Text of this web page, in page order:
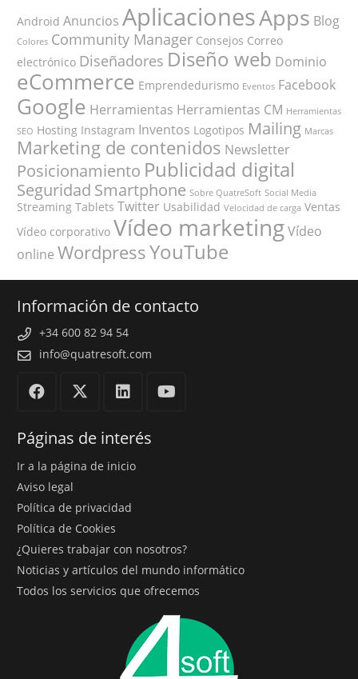
Android Anuncios AplicacionesApps Blog
Colores Community Manager Consejos Correo
electrónico Diseñadores Diseño web Dominio
eCommerce Emprendedurismo Eventos Facebook
Google Herramientas Herramientas CM Herramientas
SEO Hosting Instagram Inventos Logotipos Mailing Marcas
Marketing de contenidos Newsletter
Posicionamiento Publicidad digital
Seguridad Smartphone Sobre QuatreSoft Social Media
Streaming Tablets Twitter Usabilidad Velocidad de carga Ventas
Vídeo corporativo Vídeo marketingVídeo
online WordpressYouTube
Información de contacto
+34 600 82 94 54
info@quatresoft.com
Páginas de interés
Ir a la página de inicio
Aviso legal
Política de privacidad
Política de Cookies
¿Quieres trabajar con nosotros?
Noticias y artículos del mundo informático
Todos los servicios que ofrecemos